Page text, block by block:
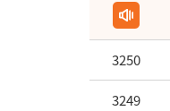
3250
3249